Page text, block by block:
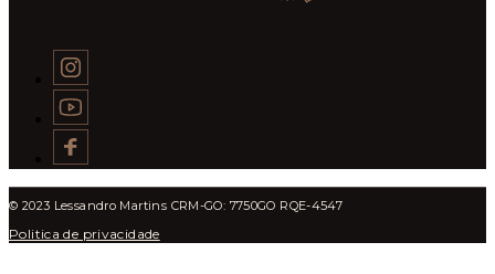
© 2023 Lessandro Martins CRM-GO: 7750GO RQE-4547
Politica de privacidade